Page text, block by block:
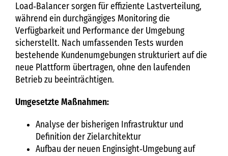
Load‑Balancer sorgen für effiziente Lastverteilung,
während ein durchgängiges Monitoring die
Verfügbarkeit und Performance der Umgebung
sicherstellt. Nach umfassenden Tests wurden
bestehende Kundenumgebungen strukturiert auf die
neue Plattform übertragen, ohne den laufenden
Betrieb zu beeinträchtigen.
Umgesetzte Maßnahmen:
Analyse der bisherigen Infrastruktur und
Definition der Zielarchitektur
Aufbau der neuen Enginsight‑Umgebung auf